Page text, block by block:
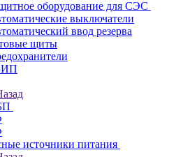
оборудование для СЭС
выключатели
ввод резерва
щиты
источники питания